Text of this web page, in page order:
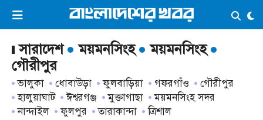
ভিডিও ই-পেপার লগইন ×
প্রচ্ছদ
সর্বশেষ
সব বিভাগ
আর্কাইভ
সারাদেশ ময়মনসিংহ
ময়মনসিংহ
গৌরীপুর
ভালুকা ধোবাউড়া ফুলবাড়িয়া গফরগাঁও
গৌরীপুর
হালুয়াঘাট
ঈশ্বরগঞ্জ মুক্তাগাছা
ময়মনসিংহ সদর
নান্দাইল
ফুলপুর তারাকান্দা ত্রিশাল